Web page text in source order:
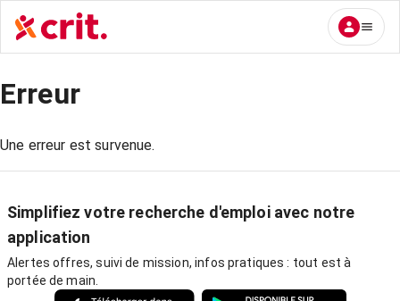
Erreur
Une erreur est survenue.
Simplifiez votre recherche d'emploi avec notre
application
Alertes offres, suivi de mission, infos pratiques : tout est à
portée de main.